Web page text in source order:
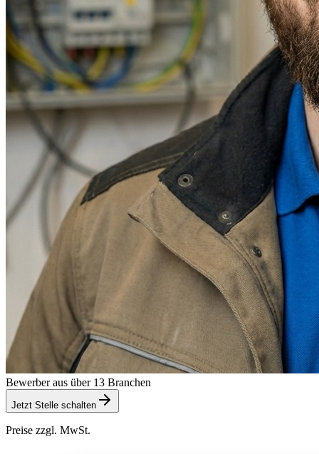
Bewerber aus über 13 Branchen
Jetzt Stelle schalten
Preise zzgl. MwSt.